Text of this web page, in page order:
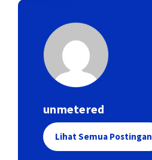
unmetered
Lihat Semua Postingan